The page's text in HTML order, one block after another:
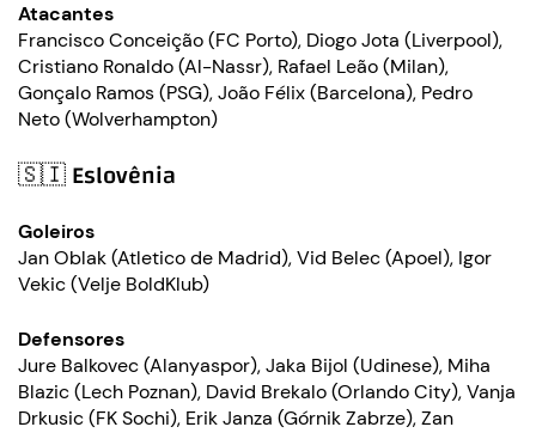
Atacantes
Francisco Conceição (FC Porto), Diogo Jota (Liverpool),
Cristiano Ronaldo (Al-Nassr), Rafael Leão (Milan),
Gonçalo Ramos (PSG), João Félix (Barcelona), Pedro
Neto (Wolverhampton)
🇸🇮 Eslovênia
Goleiros
Jan Oblak (Atletico de Madrid), Vid Belec (Apoel), Igor
Vekic (Velje BoldKlub)
Defensores
Jure Balkovec (Alanyaspor), Jaka Bijol (Udinese), Miha
Blazic (Lech Poznan), David Brekalo (Orlando City), Vanja
Drkusic (FK Sochi), Erik Janza (Górnik Zabrze), Zan